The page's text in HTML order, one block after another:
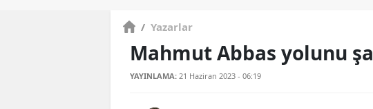
/ Yazarlar
Mahmut Abbas yolunu
YAYINLAMA: 21 Haziran 2023 - 06:19